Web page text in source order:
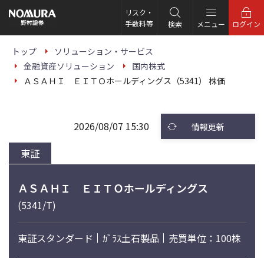
の
ー
リスク・
手数料等
検索 メニュー ログイン
トップ
ソリューション・サービス
金融資産ソリューション
国内株式
ＡＳＡＨＩ ＥＩＴＯホールディングス（5341） 株価
東証
2026/08/07 15:30 情報更新
ＡＳＡＨＩ ＥＩＴＯホールディングス
(5341/T)
東証スタンダード ｶﾞﾗｽ土石製品 売買単位：100株